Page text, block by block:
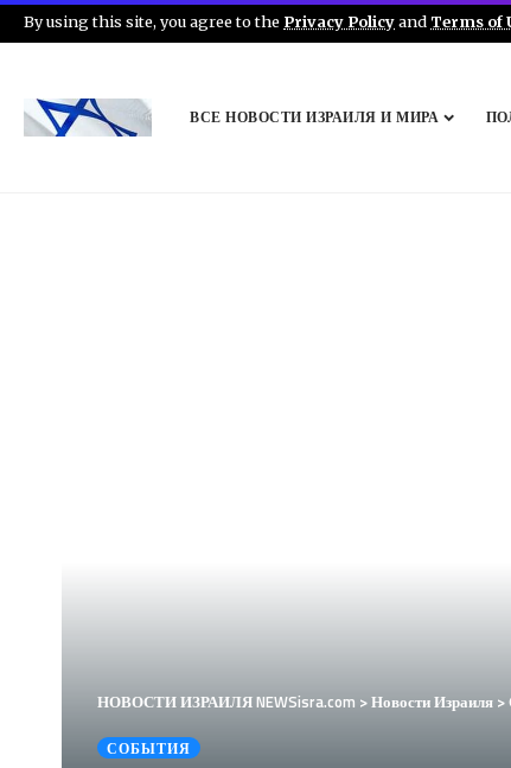
By using this site, you agree to the Privacy Policyand Terms of
ВСЕ НОВОСТИ ИЗРАИЛЯ И МИРА
НОВОСТИ ИЗРАИЛЯ NEWSisra.com >Новости Израиля >
СОБЫТИЯ